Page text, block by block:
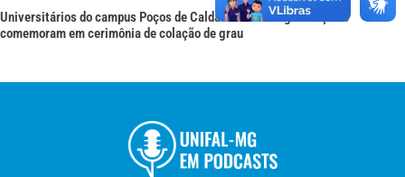
Universitários do campus Poços de Caldas concluem graduação e
comemoram em cerimônia de colação de grau